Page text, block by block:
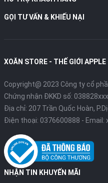
GỌI TƯ VẤN & KHIẾU NẠI
XOĂN STORE - THẾ GIỚI APPLE
Copyright@ 2023 Công ty cổ
Chứng nhận ĐKKD số:
Địa chỉ: 207 Trần Quốc Hoàn,
Điện thoại: 0376600888 - Email:
NHẬN TIN KHUYẾN MÃI